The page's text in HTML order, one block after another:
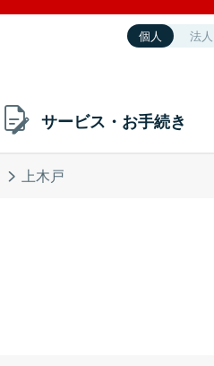
個人 法人
サービス・お手続き
上木戸